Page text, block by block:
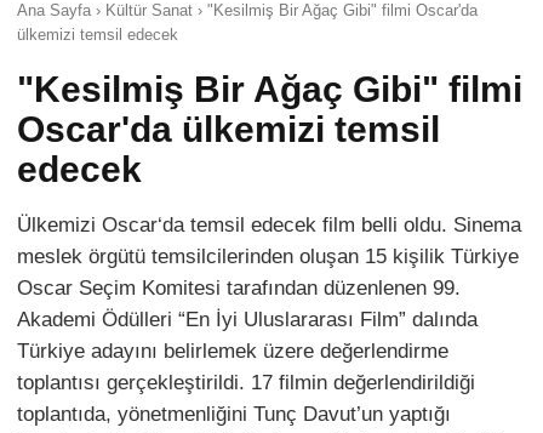
Ana Sayfa › Kültür Sanat › "Kesilmiş Bir Ağaç Gibi" filmi Oscar'da
ülkemizi temsil edecek
"Kesilmiş Bir Ağaç Gibi" filmi
Oscar'da ülkemizi temsil
edecek
Ülkemizi Oscar‘da temsil edecek film belli oldu. Sinema
meslek örgütü temsilcilerinden oluşan 15 kişilik Türkiye
Oscar Seçim Komitesi tarafından düzenlenen 99.
Akademi Ödülleri “En İyi Uluslararası Film” dalında
Türkiye adayını belirlemek üzere değerlendirme
toplantısı gerçekleştirildi. 17 filmin değerlendirildiği
toplantıda, yönetmenliğini Tunç Davut’un yaptığı